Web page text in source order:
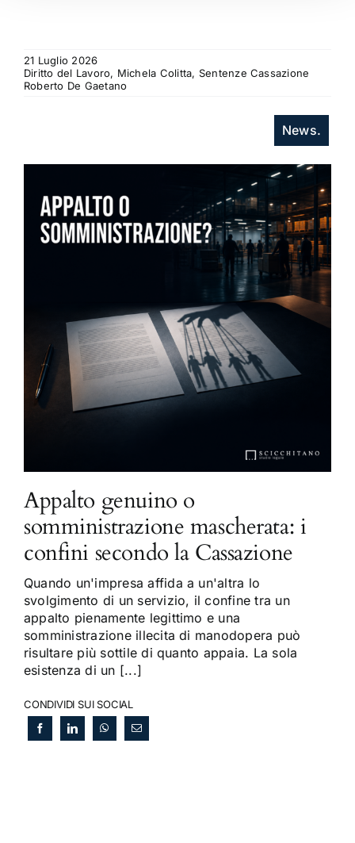
21 Luglio 2026
Diritto del Lavoro, Michela Colitta, Sentenze Cassazione
Roberto De Gaetano
News.
Appalto genuino o
somministrazione mascherata: i
confini secondo la Cassazione
Quando un'impresa affida a un'altra lo
svolgimento di un servizio, il confine tra un
appalto pienamente legittimo e una
somministrazione illecita di manodopera può
risultare più sottile di quanto appaia. La sola
esistenza di un [...]
CONDIVIDI SUI SOCIAL